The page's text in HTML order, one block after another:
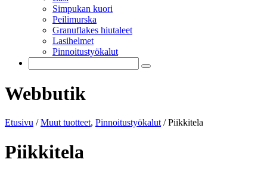
Simpukan kuori
Peilimurska
Granuflakes hiutaleet
Lasihelmet
Pinnoitustyökalut
Webbutik
Etusivu /Muut tuotteet, Pinnoitustyökalut /Piikkitela
Piikkitela